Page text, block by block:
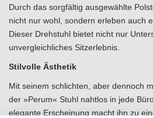
Durch das sorgfältig ausgewählte
nicht nur wohl, sondern erleben auch
Dieser Drehstuhl bietet nicht nur
unvergleichliches Sitzerlebnis.
Stilvolle Ästhetik
Mit seinem schlichten, aber dennoch
der »Perum« Stuhl nahtlos in jede
elegante Erscheinung macht ihn zu